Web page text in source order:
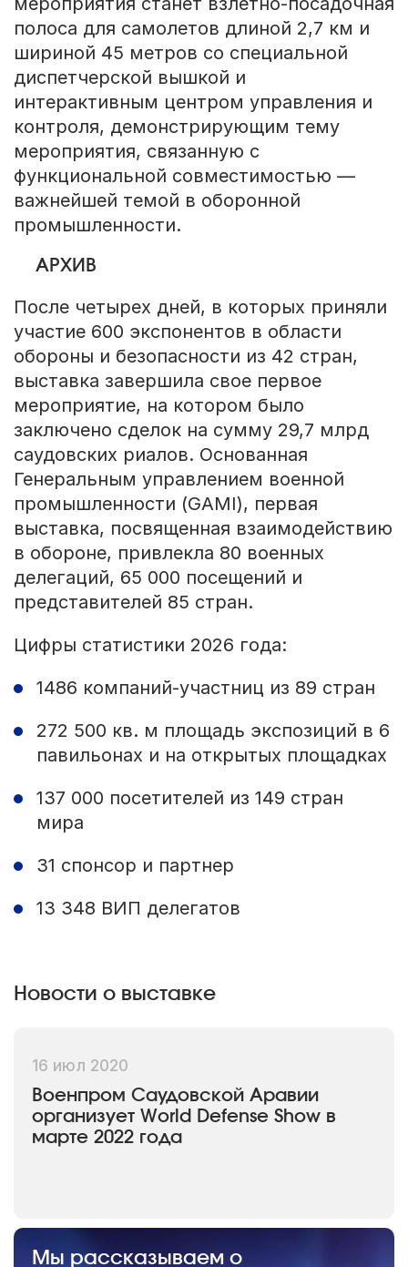
полоса для самолетов длиной 2,7 км и
шириной 45 метров со специальной
диспетчерской вышкой и
интерактивным центром управления и
контроля, демонстрирующим тему
мероприятия, связанную с
функциональной совместимостью —
важнейшей темой в оборонной
промышленности.
АРХИВ
После четырех дней, в которых приняли
участие 600 экспонентов в области
обороны и безопасности из 42 стран,
выставка завершила свое первое
мероприятие, на котором было
заключено сделок на сумму 29,7 млрд
саудовских риалов. Основанная
Генеральным управлением военной
промышленности (GAMI), первая
выставка, посвященная взаимодействию
в обороне, привлекла 80 военных
делегаций, 65 000 посещений и
представителей 85 стран.
Цифры статистики 2026 года:
1486 компаний-участниц из 89 стран
272 500 кв. м площадь экспозиций в 6
павильонах и на открытых площадках
137 000 посетителей из 149 стран
мира
31 спонсор и партнер
13 348 ВИП делегатов
Новости о выставке
16 июл 2020
Военпром Саудовской Аравии
организует World Defense Show в
марте 2022 года
Мы рассказываем о